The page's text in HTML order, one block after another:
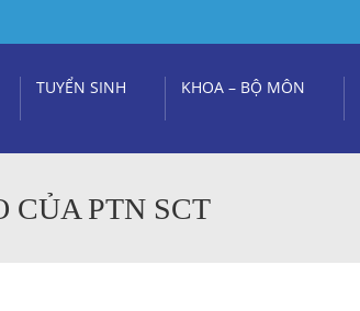
TUYỂN SINH KHOA – BỘ MÔN
CỦA PTN SCT